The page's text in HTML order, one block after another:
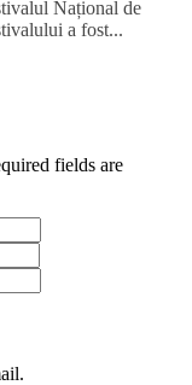
Național de
a fost...
fields are